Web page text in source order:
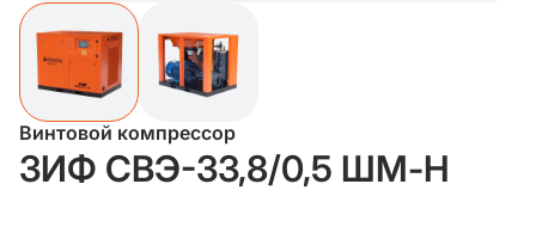
Винтовой компрессор
ЗИФ СВЭ-33,8/0,5 ШМ-Н